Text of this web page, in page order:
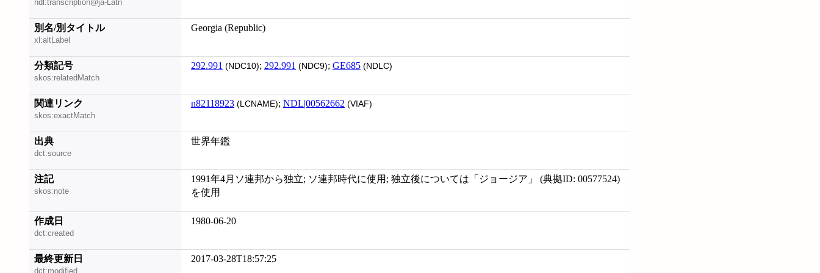
ndl:transcription@ja-Latn
別名/別タイトル
xl:altLabel
Georgia (Republic)
分類記号
skos:relatedMatch
292.991 (NDC10); 292.991 (NDC9); GE685 (NDLC)
関連リンク
skos:exactMatch
n82118923 (LCNAME); NDL|00562662 (VIAF)
出典
dct:source
世界年鑑
注記
skos:note
1991年4月ソ連邦から独立; ソ連邦時代に使用; 独立後については「ジョージア」 (典拠ID: 00577524)
を使用
作成日
dct:created
1980-06-20
最終更新日
dct:modified
2017-03-28T18:57:25